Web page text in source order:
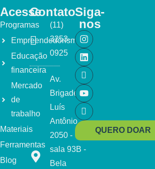
Acesse
Programas
Empreendedorismo
Educação
financeira
Mercado
de
trabalho
Materiais
Ferramentas
Blog
Contato
(11)
3253-
0925
Av.
Brigadeiro
Luís
Antônio,
2050 -
sala 93B -
Bela
Siga-
nos
QUERO DOAR